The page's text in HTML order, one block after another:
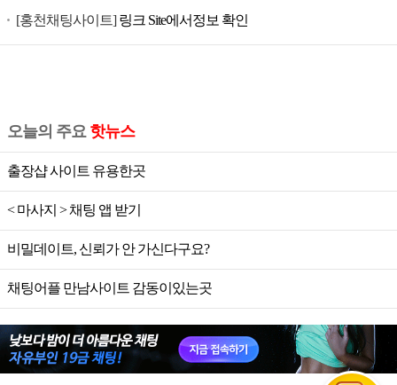
[홍천채팅사이트]링크 Site에서정보 확인
오늘의 주요핫뉴스
출장샵 사이트 유용한곳
< 마사지 > 채팅 앱 받기
비밀데이트, 신뢰가 안 가신다구요?
채팅어플 만남사이트 감동이있는곳